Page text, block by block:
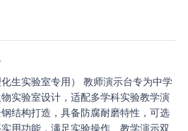
生实验室专用） 教师演示台专为中学
实验室设计，适配多学科实验教学演
结构打造，具备防腐耐磨特性，可选
用功能，满足实验操作、教学演示双